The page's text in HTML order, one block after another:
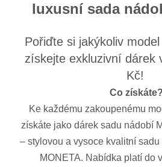
luxusní sada
Pořiďte si jakýkoliv
získejte exkluzivní dárek
Kč!
Co získáte?
Ke každému zakoupenému
získáte jako dárek sadu nádobí
– stylovou a vysoce kvalitní
MONETA. Nabídka platí do